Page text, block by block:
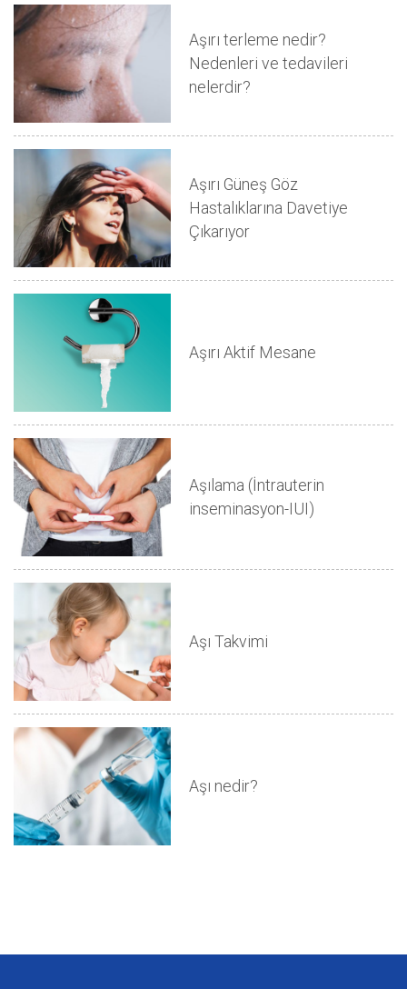
Aşırı terleme nedir?
Nedenleri ve tedavileri
nelerdir?
Aşırı Güneş Göz
Hastalıklarına Davetiye
Çıkarıyor
Aşırı Aktif Mesane
Aşılama (İntrauterin
inseminasyon-IUI)
Aşı Takvimi
Aşı nedir?